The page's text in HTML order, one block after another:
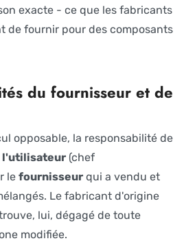
exacte - ce que les fabricants
de fournir pour des composants
du fournisseur et de
opposable, la responsabilité de
l'utilisateur (chef
le fournisseur qui a vendu et
Le fabricant d'origine
lui, dégagé de toute
modifiée.